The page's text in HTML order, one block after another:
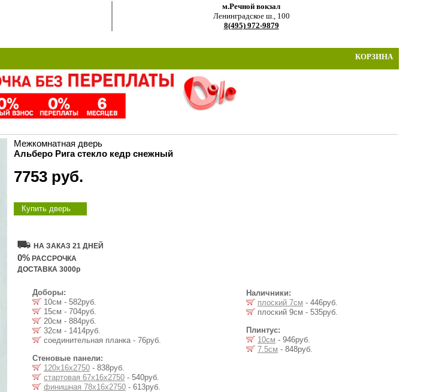
м.Речной вокзал
Ленинградское ш., 100
8(495) 972-9879
КОРЗИНА
Межкомнатная дверь
Альберо Рига стекло кедр снежный
7753 руб.
Купить дверь
НА ЗАКАЗ 21 ДНЕЙ
0% РАССРОЧКА
ДОСТАВКА 3000р
Доборы:
10см - 582руб.
15см - 704руб.
20см - 884руб.
32см - 1414руб.
соединительная планка - 76руб.
Стеновые панели:
120х16х2750 - 838руб.
стартовая 67х16х2750 - 540руб.
финишная 78х16х2750 - 613руб.
Наличники:
плоский 7см - 446руб.
плоский 9см - 535руб.
Плинтус:
10см - 946руб.
7.5см - 848руб.